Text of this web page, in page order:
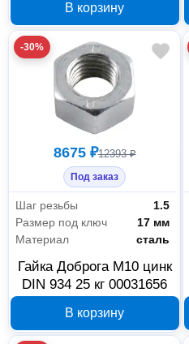
В корзину
-30%
8675 ₽12393 ₽
Под заказ
Шаг резьбы
1.5
Размер под ключ
17 мм
Материал
сталь
Гайка Доброга М10 цинк
DIN 934 25 кг 00031656
В корзину